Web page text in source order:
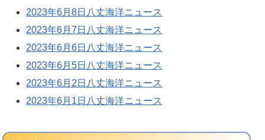
2023年6月8日八丈海洋ニュース
2023年6月7日八丈海洋ニュース
2023年6月6日八丈海洋ニュース
2023年6月5日八丈海洋ニュース
2023年6月2日八丈海洋ニュース
2023年6月1日八丈海洋ニュース